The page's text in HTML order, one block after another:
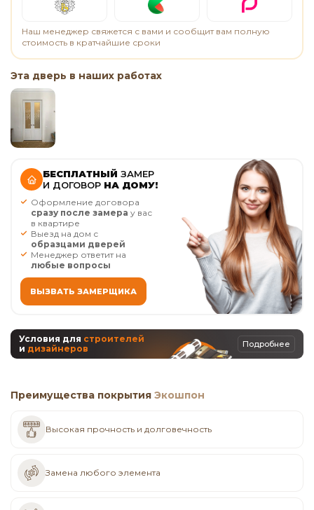
Наш менеджер свяжется с вами и сообщит вам полную
стоимость в кратчайшие сроки
Эта дверь в наших работах
БЕСПЛАТНЫЙ ЗАМЕР
И ДОГОВОР НА ДОМУ!
Оформление договора
сразу после замера у вас
в квартире
Выезд на дом с
образцами дверей
Менеджер ответит на
любые вопросы
ВЫЗВАТЬ ЗАМЕРЩИКА
Условия для строителей
и дизайнеров Подробнее
Преимущества покрытия Экошпон
Высокая прочность и долговечность
Замена любого элемента